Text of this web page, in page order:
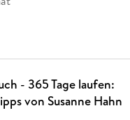
- 365 Tage laufen:
von Susanne Hahn